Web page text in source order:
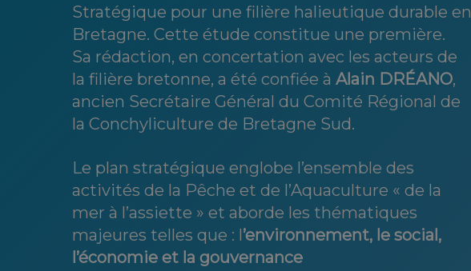
Stratégique pour une filière halieutique durable en
Bretagne. Cette étude constitue une première.
Sa rédaction, en concertation avec les acteurs de
la filière bretonne, a été confiée àAlain DRÉANO,
ancien Secrétaire Général du Comité Régional de
la Conchyliculture de Bretagne Sud.
Le plan stratégique englobe l’ensemble des
activités de la Pêche et de l’Aquaculture « de la
mer à l’assiette » et aborde les thématiques
majeures telles que : l’environnement, le social,
l’économie et la gouvernance